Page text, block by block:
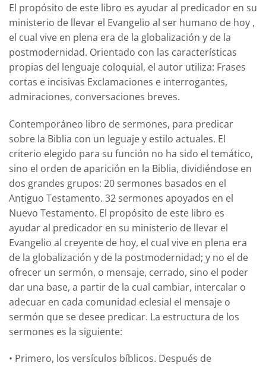
El propósito de este libro es ayudar al predicador en su
ministerio de llevar el Evangelio al ser humano de hoy ,
el cual vive en plena era de la globalización y de la
postmodernidad. Orientado con las características
propias del lenguaje coloquial, el autor utiliza: Frases
cortas e incisivas Exclamaciones e interrogantes,
admiraciones, conversaciones breves.
Contemporáneo libro de sermones, para predicar
sobre la Biblia con un leguaje y estilo actuales. El
criterio elegido para su función no ha sido el temático,
sino el orden de aparición en la Biblia, dividiéndose en
dos grandes grupos: 20 sermones basados en el
Antiguo Testamento. 32 sermones apoyados en el
Nuevo Testamento. El propósito de este libro es
ayudar al predicador en su ministerio de llevar el
Evangelio al creyente de hoy, el cual vive en plena era
de la globalización y de la postmodernidad; y no el de
ofrecer un sermón, o mensaje, cerrado, sino el poder
dar una base, a partir de la cual cambiar, intercalar o
adecuar en cada comunidad eclesial el mensaje o
sermón que se desee predicar. La estructura de los
sermones es la siguiente:
• Primero, los versículos bíblicos. Después de